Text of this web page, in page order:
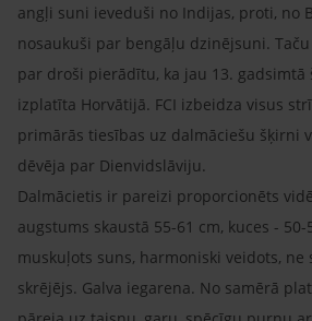
angļi suni ieveduši no Indijas, proti, no
nosaukuši par bengāļu dzinējsuni.
par droši pierādītu, ka jau 13.
izplatīta Horvātijā. FCI izbeidza visus
primārās tiesības uz dalmāciešu šķirni
dēvēja par Dienvidslāviju.
Dalmācietis ir pareizi proporcionēts
augstums skaustā 55-61 cm, kuces - 50-
muskuļots suns, harmoniski veidots, ne
skrējējs. Galva iegarena. No samērā